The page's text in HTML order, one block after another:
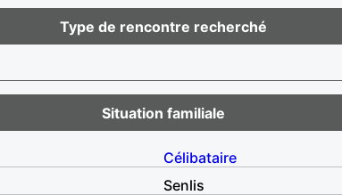
Type de rencontre recherché
Situation familiale
Célibataire
Senlis